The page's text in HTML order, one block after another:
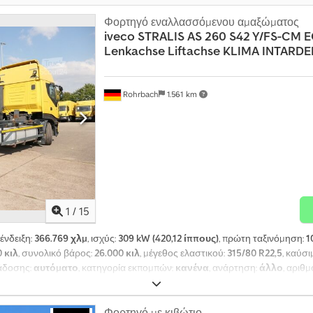
1 / 15
Rohrbach 1.561 km
Φορτηγό εναλλασσόμενου αμαξώματος
iveco STRALIS AS 260 S42 Y/FS-CM
Lenkachse Liftachse KLIMA
366.769 χλμ, ισχύς: 309 kW (420,12 ίππους), πρώτη ταξινόμηση:
κιλ, συνολικό βάρος:26.000 κιλ, μέγεθος ελαστικού: 315/80 R22,5,
αυτόματο, κατηγορία εκπομπών: κανένα, ανάρτηση: άλλο,
, Εξοπλισμός:
οχήματος, Αλλάζει μέχρι τη 2η ταχύτητα. Το μεταχειρισμένο Iveco